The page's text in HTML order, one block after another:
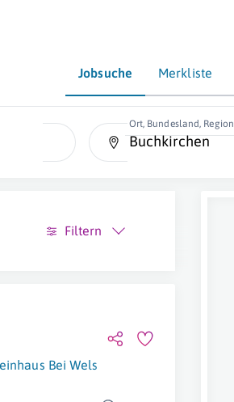
Jobsuche Merkliste
Ort, Bundesland, Region
Filtern
Bei Wels